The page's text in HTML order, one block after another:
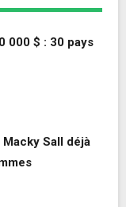
000 $ : 30 pays
Macky Sall déjà